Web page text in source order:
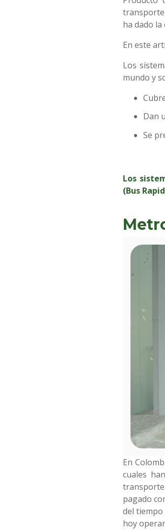
transporte
ha dado
En este
Los
mundo y
Dan
Se
Los
(Bus
En
cuales
pagado
del
hoy